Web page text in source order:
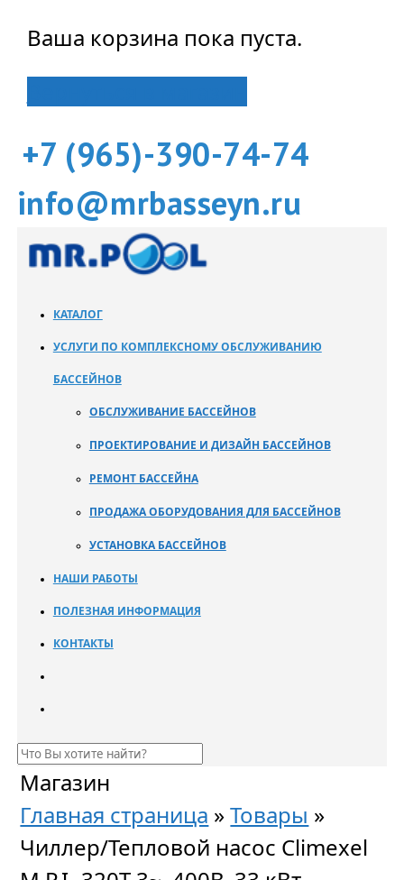
Ваша корзина пока пуста.
+7 (965)-390-74-74
info@mrbasseyn.ru
КАТАЛОГ
УСЛУГИ ПО КОМПЛЕКСНОМУ ОБСЛУЖИВАНИЮ
БАССЕЙНОВ
ОБСЛУЖИВАНИЕ БАССЕЙНОВ
ПРОЕКТИРОВАНИЕ И ДИЗАЙН БАССЕЙНОВ
РЕМОНТ БАССЕЙНА
ПРОДАЖА ОБОРУДОВАНИЯ ДЛЯ БАССЕЙНОВ
УСТАНОВКА БАССЕЙНОВ
НАШИ РАБОТЫ
ПОЛЕЗНАЯ ИНФОРМАЦИЯ
КОНТАКТЫ
Магазин
Главная страница »Товары »
Чиллер/Тепловой насос Climexel